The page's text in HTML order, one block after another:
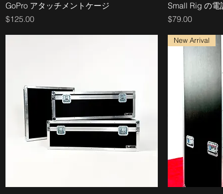
GoPro アタッチメントケージ
価格
$125.00
Small Rig の電
価格
$79.00
New Arrival